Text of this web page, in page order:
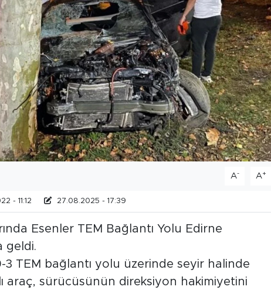
A- A+
- 11:12 27.08.2025 - 17:39
Esenler TEM Bağlantı Yolu Edirne
geldi.
TEM bağlantı yolu üzerinde seyir halinde
araç, sürücüsünün direksiyon hakimiyetini